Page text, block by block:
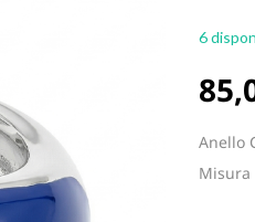
6
Anello
Misura